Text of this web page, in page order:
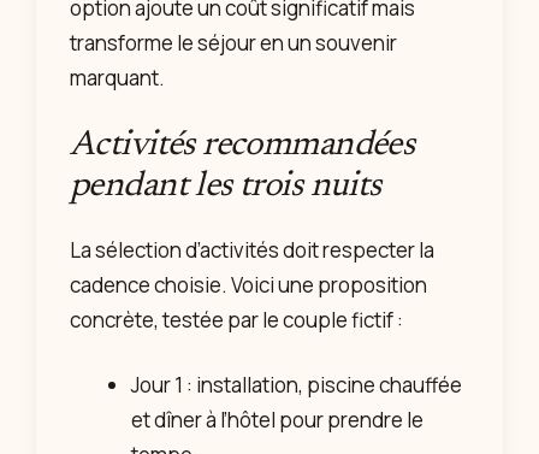
option ajoute un coût significatif mais
transforme le séjour en un souvenir
marquant.
Activités recommandées
pendant les trois nuits
La sélection d’activités doit respecter la
cadence choisie. Voici une proposition
concrète, testée par le couple fictif :
Jour 1 : installation, piscine chauffée
et dîner à l’hôtel pour prendre le